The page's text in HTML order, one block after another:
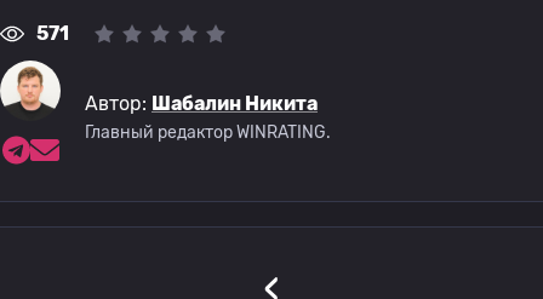
571
Автор: Шабалин Никита
Главный редактор WINRATING.
‹